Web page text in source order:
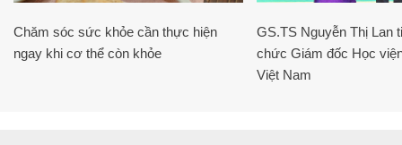
Chăm sóc sức khỏe cần thực hiện
ngay khi cơ thể còn khỏe
GS.TS Nguyễn Thị Lan
chức Giám đốc Học
Việt Nam